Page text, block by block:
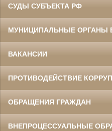
СУДЫ СУБЪЕКТА РФ
МУНИЦИПАЛЬНЫЕ ОРГАНЫ
ВАКАНСИИ
ПРОТИВОДЕЙСТВИЕ
ОБРАЩЕНИЯ ГРАЖДАН
ВНЕПРОЦЕССУАЛЬНЫЕ